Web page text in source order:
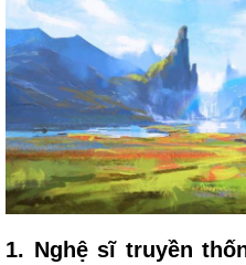
1. Nghệ sĩ truyền